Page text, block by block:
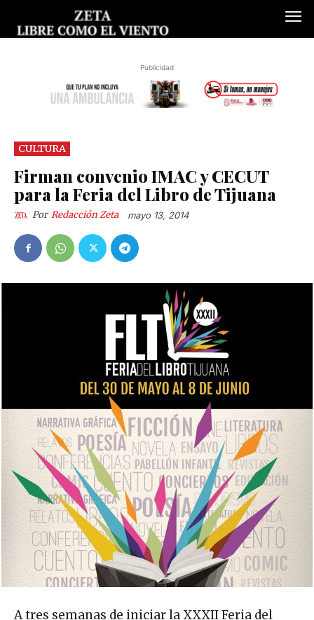
Publicidad
CULTURA
Firman convenio IMAC y CECUT
para la Feria del Libro de Tijuana
Por Redacción Zeta mayo 13, 2014
A tres semanas de iniciar la XXXII Feria del